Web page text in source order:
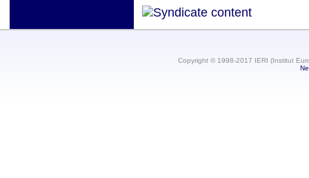
Copyright © 1998-2017 IERI (Institut